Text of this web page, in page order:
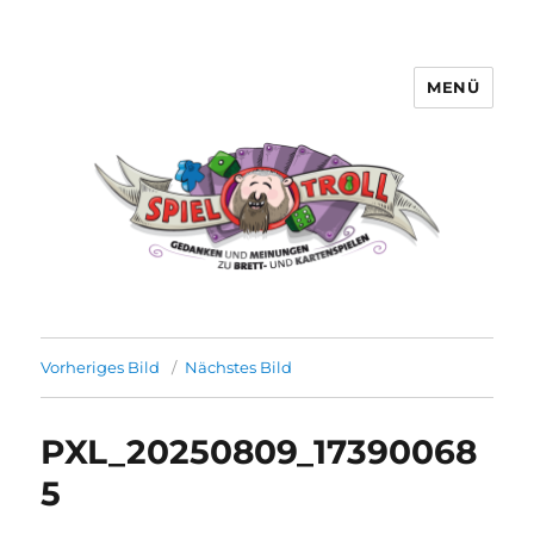
MENÜ
Vorheriges Bild Nächstes Bild
PXL_20250809_17390068
5